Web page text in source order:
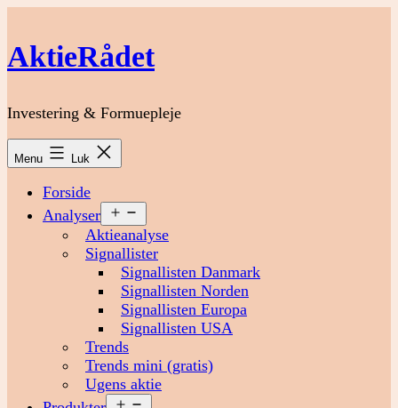
indhold
AktieRådet
Investering & Formuepleje
Menu Luk
Forside
Analyser
menu
Aktieanalyse
Signallister
Signallisten Danmark
Signallisten Norden
Signallisten Europa
Signallisten USA
Trends
Trends mini (gratis)
Ugens aktie